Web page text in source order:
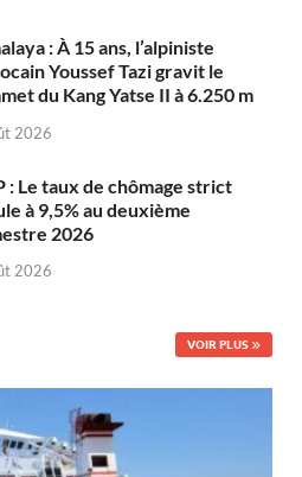
: À 15 ans, l’alpiniste
Youssef Tazi gravit le
du Kang Yatse II à 6.250 m
2026
: Le taux de chômage strict
à 9,5% au deuxième
2026
2026
VOIR PLUS